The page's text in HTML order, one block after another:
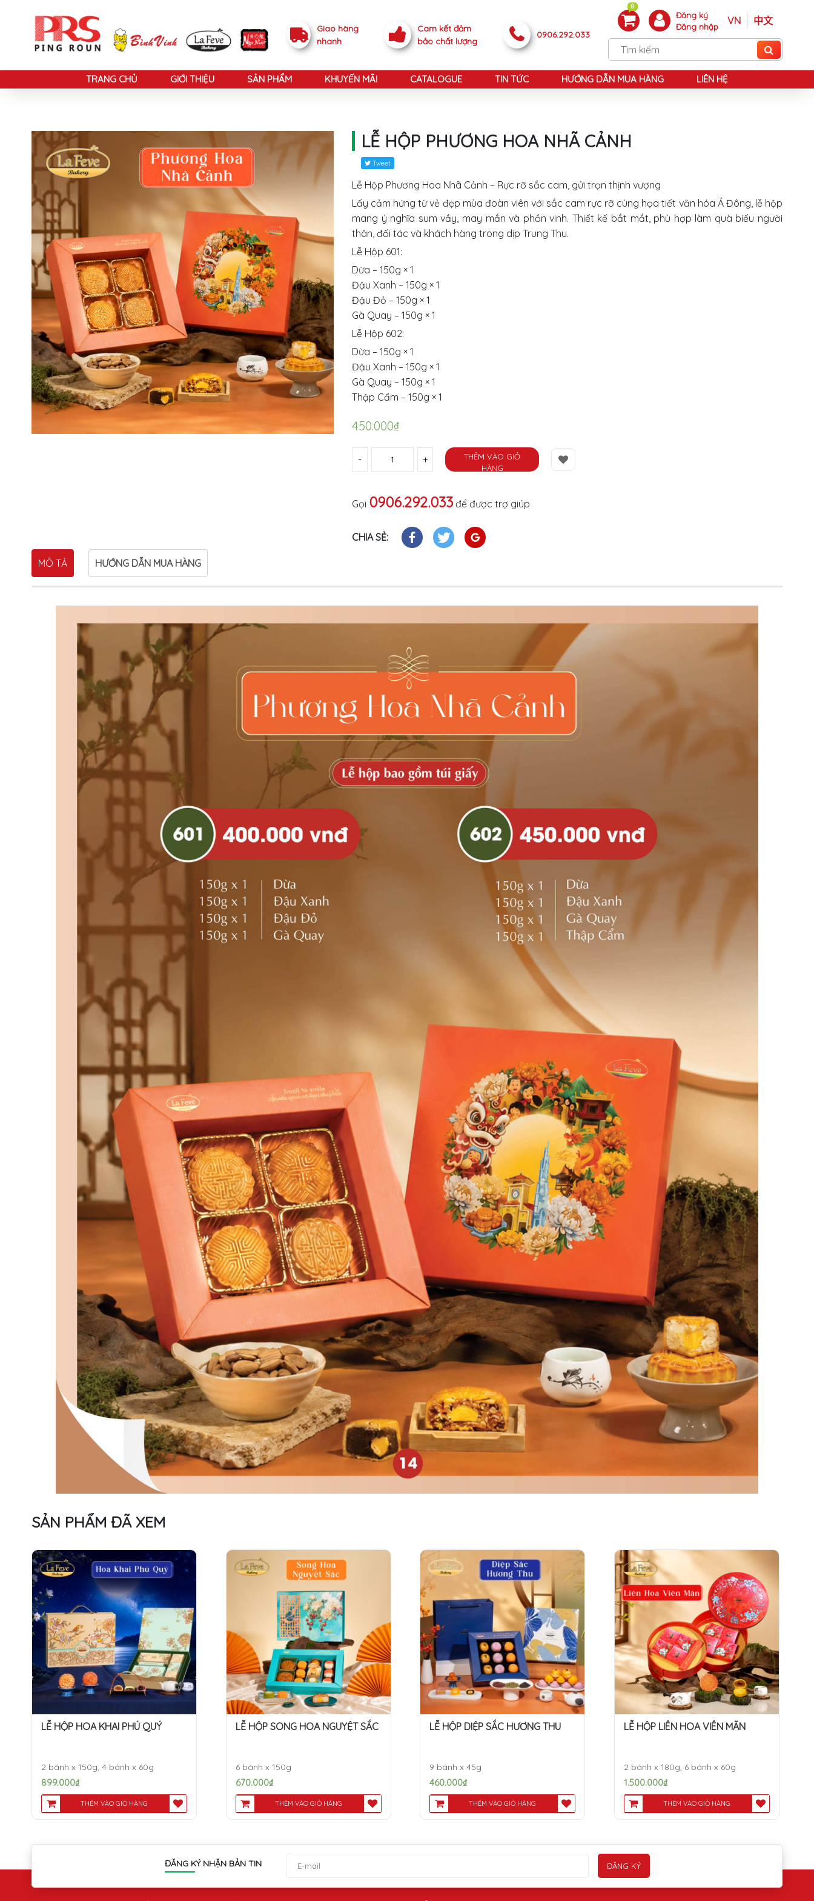
Giao hàng
nhanh
Cam kết đảm
bảo chất lượng
0906.292.033
0
Đăng ký
Đăng nhập
VN 中文
TRANG CHỦ GIỚI THIỆU SẢN PHẨM KHUYẾN MÃI CATALOGUE TIN TỨC HƯỚNG DẪN MUA HÀNG LIÊN HỆ
LỄ HỘP PHƯƠNG HOA NHÃ CẢNH
Tweet
Lễ Hộp Phương Hoa Nhã Cảnh – Rực rỡ sắc cam, gửi trọn thịnh vượng
Lấy cảm hứng từ vẻ đẹp mùa đoàn viên với sắc cam rực rỡ cùng họa tiết văn hóa Á Đông, lễ hộp
mang ý nghĩa sum vầy, may mắn và phồn vinh. Thiết kế bắt mắt, phù hợp làm quà biếu người
thân, đối tác và khách hàng trong dịp Trung Thu.
Lễ Hộp 601:
Dừa – 150g × 1
Đậu Xanh – 150g × 1
Đậu Đỏ – 150g × 1
Gà Quay – 150g × 1
Lễ Hộp 602:
Dừa – 150g × 1
Đậu Xanh – 150g × 1
Gà Quay – 150g × 1
Thập Cẩm – 150g × 1
450.000₫
THÊM VÀO GIỎ
HÀNG
Gọi 0906.292.033 để được trợ giúp
CHIA SẺ:
MÔ TẢ HƯỚNG DẪN MUA HÀNG
SẢN PHẨM ĐÃ XEM
LỄ HỘP HOA KHAI PHÚ QUÝ
2 bánh x 150g, 4 bánh x 60g
899.000₫
THÊM VÀO GIỎ HÀNG
LỄ HỘP SONG HOA NGUYỆT SẮC
6 bánh x 150g
670.000₫
THÊM VÀO GIỎ HÀNG
LỄ HỘP DIỆP SẮC HƯƠNG THU
9 bánh x 45g
460.000₫
THÊM VÀO GIỎ HÀNG
LỄ HỘP LIÊN HOA VIÊN MÃN
2 bánh x 180g, 6 bánh x 60g
1.500.000₫
THÊM VÀO GIỎ HÀNG
ĐĂNG KÝ NHẬN BẢN TIN